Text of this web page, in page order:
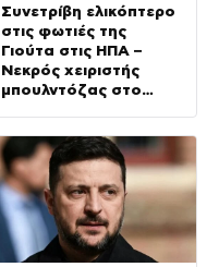
Συνετρίβη ελικόπτερο
στις φωτιές της
Γιούτα στις ΗΠΑ –
Νεκρός χειριστής
μπουλντόζας στο